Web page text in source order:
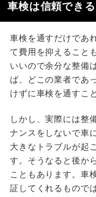
車検は信頼でき
車検を通すだけであ
て費用を抑えること
いいので余分な整備
ば、どこの業者であ
けずに車検を通すこ
しかし、実際には整
ナンスをしないで車
大きなトラブルが起
す。そうなると後か
こともあります。車
証してくれるもので